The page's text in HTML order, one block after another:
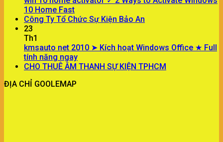
10 Home Fast
Công Ty Tổ Chức Sự Kiện Bảo An
23
Th1
kmsauto net 2010 ➤ Kích hoạt Windows Office ★ Full
tính năng ngay
CHO THUÊ ÂM THANH SỰ KIỆN TPHCM
ĐỊA CHỈ GOOLEMAP